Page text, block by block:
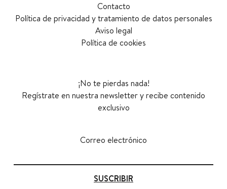
Contacto
Política de privacidad y tratamiento de datos personales
Aviso legal
Política de cookies
¡No te pierdas nada!
Regístrate en nuestra newsletter y recibe contenido
exclusivo
Correo electrónico
SUSCRIBIR